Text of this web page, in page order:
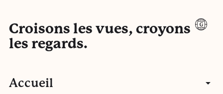
Croisons les vues, croyons
les regards.
Accueil